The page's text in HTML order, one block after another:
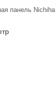
панель